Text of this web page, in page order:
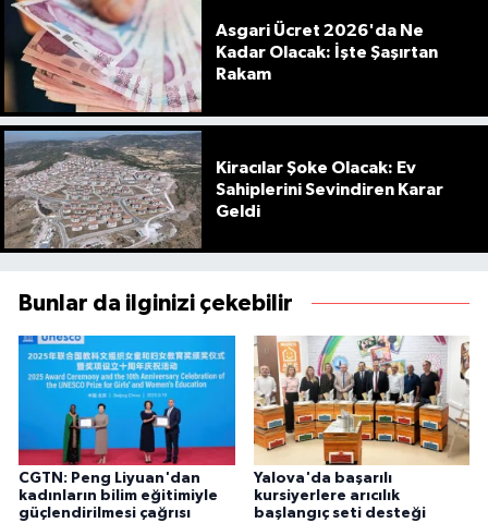
Asgari Ücret 2026'da Ne
Kadar Olacak: İşte Şaşırtan
Rakam
Kiracılar Şoke Olacak: Ev
Sahiplerini Sevindiren Karar
Geldi
Bunlar da ilginizi çekebilir
CGTN: Peng Liyuan'dan
kadınların bilim eğitimiyle
güçlendirilmesi çağrısı
Yalova'da başarılı
kursiyerlere arıcılık
başlangıç seti desteği